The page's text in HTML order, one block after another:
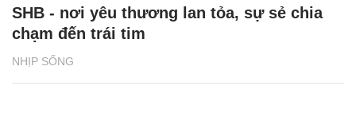
NHỊP SỐNG
SHB - nơi yêu thương lan tỏa, sự sẻ chia
chạm đến trái tim